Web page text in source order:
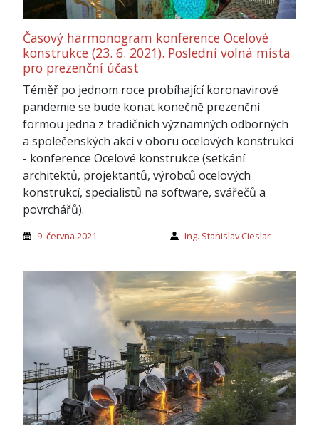
Časový harmonogram konference Ocelové
konstrukce (23. 6. 2021). Poslední volná místa
pro prezenční účast
Téměř po jednom roce probíhající koronavirové
pandemie se bude konat konečně prezenční
formou jedna z tradičních významných odborných
a společenských akcí v oboru ocelových konstrukcí
- konference Ocelové konstrukce (setkání
architektů, projektantů, výrobců ocelových
konstrukcí, specialistů na software, svářečů a
povrchářů).
9. června 2021 Ing. Stanislav Cieslar